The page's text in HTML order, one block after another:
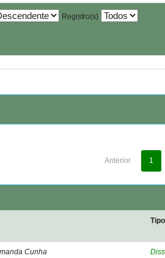
Registro(s)
Anterior 1
Tipo
Cunha